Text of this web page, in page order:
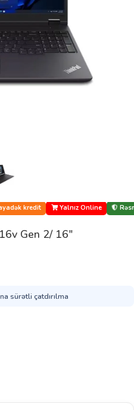
kredit Yalnız Online
Gen 2/ 16″
sürətli çatdırılma